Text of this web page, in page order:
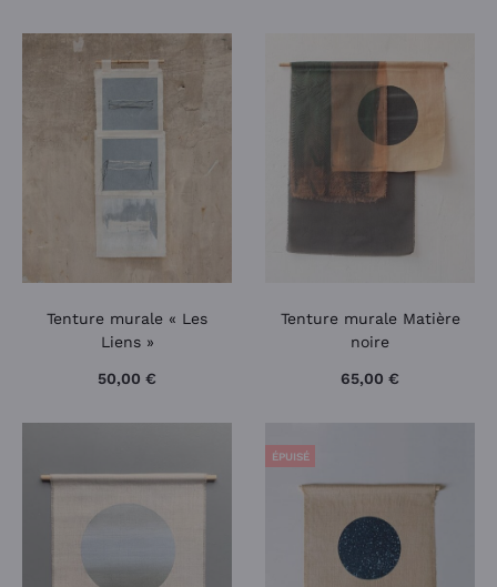
Tenture murale « Les
Liens »
50,00 €
Tenture murale Matière
noire
65,00 €
ÉPUISÉ